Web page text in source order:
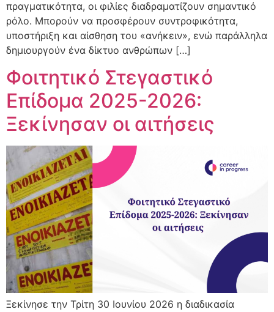
πραγματικότητα, οι φιλίες διαδραματίζουν σημαντικό
ρόλο. Μπορούν να προσφέρουν συντροφικότητα,
υποστήριξη και αίσθηση του «ανήκειν», ενώ παράλληλα
δημιουργούν ένα δίκτυο ανθρώπων […]
Φοιτητικό Στεγαστικό
Επίδομα 2025-2026:
Ξεκίνησαν οι αιτήσεις
Ξεκίνησε την Τρίτη 30 Ιουνίου 2026 η διαδικασία